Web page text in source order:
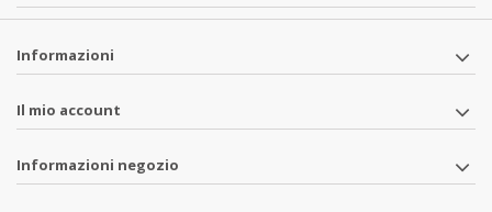
Informazioni
Il mio account
Informazioni negozio